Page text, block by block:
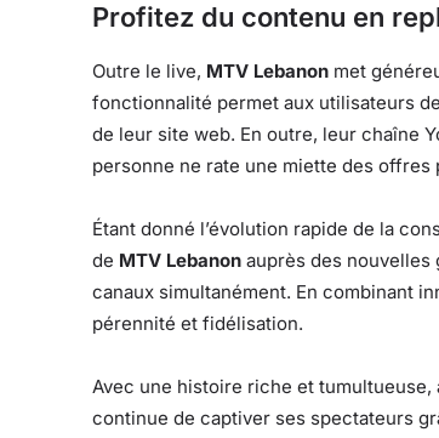
Profitez du contenu en
Outre le live, MTV Lebanon met
fonctionnalité permet aux utilisateurs
de leur site web. En outre, leur chaîne
personne ne rate une miette des offres
Étant donné l’évolution rapide de la
de MTV Lebanon auprès des
canaux simultanément. En combinant
pérennité et fidélisation.
Avec une histoire riche et tumultueuse,
continue de captiver ses spectateurs